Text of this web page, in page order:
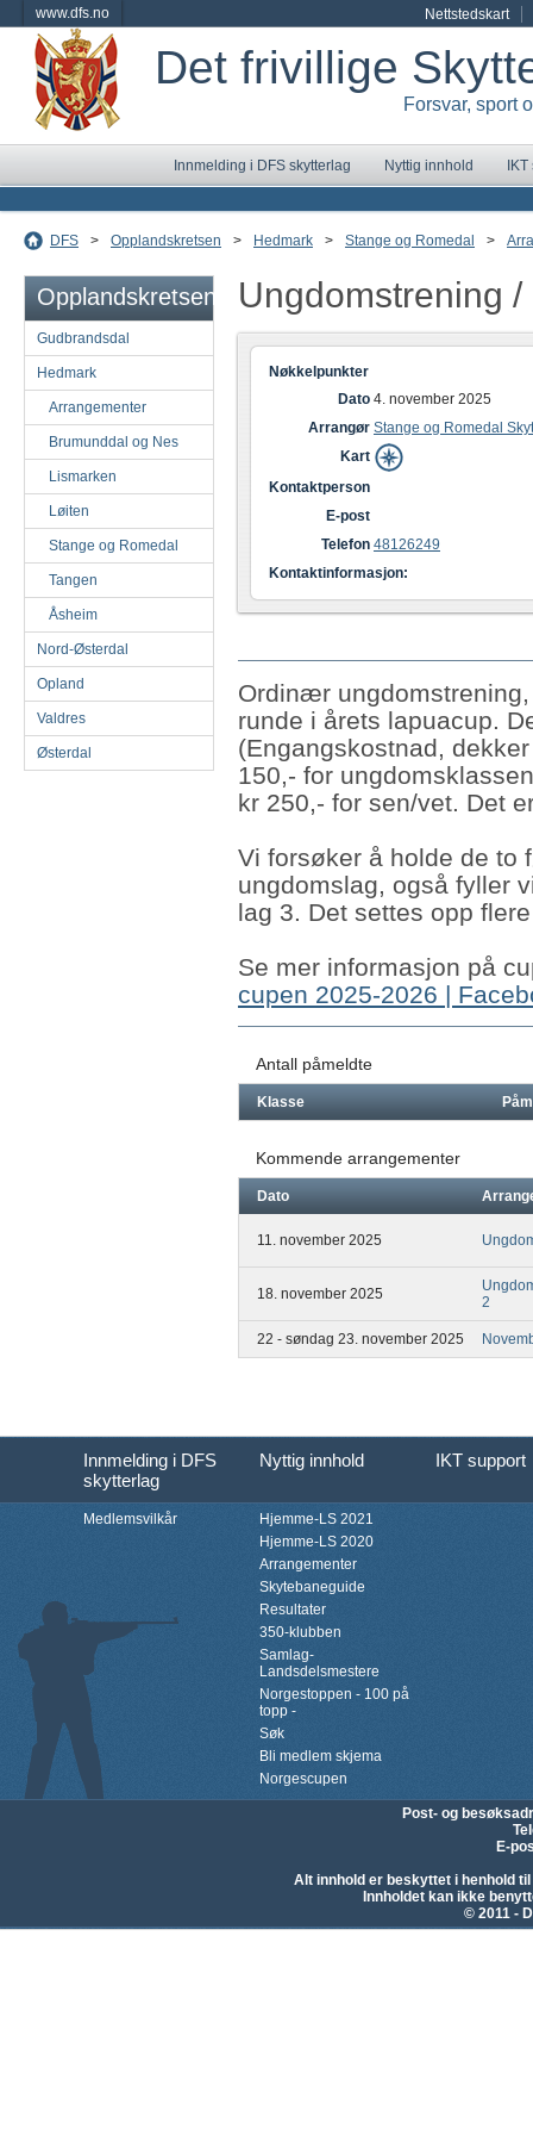
www.dfs.no Nettstedskart
Det frivillige
Forsvar, sport
Innmelding i DFS skytterlag Nyttig innhold
DFS > Opplandskretsen > Hedmark > Stange og Romedal >
Opplandskretsen
Gudbrandsdal
Hedmark
Arrangementer
Brumunddal og Nes
Lismarken
Løiten
Stange og Romedal
Tangen
Åsheim
Nord-Østerdal
Opland
Valdres
Østerdal
Ungdomstrening
Nøkkelpunkter
Dato 4. november 2025
Arrangør Stange og Romedal
Kart
Kontaktperson
E-post
Telefon 48126249
Kontaktinformasjon:
Ordinær
runde i årets lapuacup.
(Engangskostnad,
150,- for
kr 250,- for sen/vet. Det
Vi forsøker å holde de to
ungdomslag, også fyller
lag 3. Det settes opp
Se mer informasjon på
cupen 2025-2026 |
Antall påmeldte
Klasse
Kommende arrangementer
Dato
11. november 2025
18. november 2025
2
22 - søndag 23. november 2025
Innmelding i DFS
skytterlag
Nyttig innhold IKT support
Medlemsvilkår
Hjemme-LS 2021
Hjemme-LS 2020
Arrangementer
Skytebaneguide
Resultater
350-klubben
Samlag-
Landsdelsmestere
Norgestoppen - 100 på
topp -
Søk
Bli medlem skjema
Norgescupen
Post- og
E-
Alt innhold er beskyttet i henhold
Innholdet kan ikke
© 2011 -